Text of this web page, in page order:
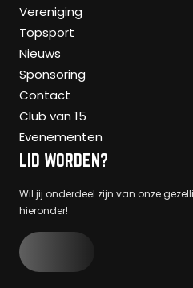
Vereniging
Topsport
Nieuws
Sponsoring
Contact
Club van 15
Evenementen
LID WORDEN?
Wil jij onderdeel zijn van onze
hieronder!